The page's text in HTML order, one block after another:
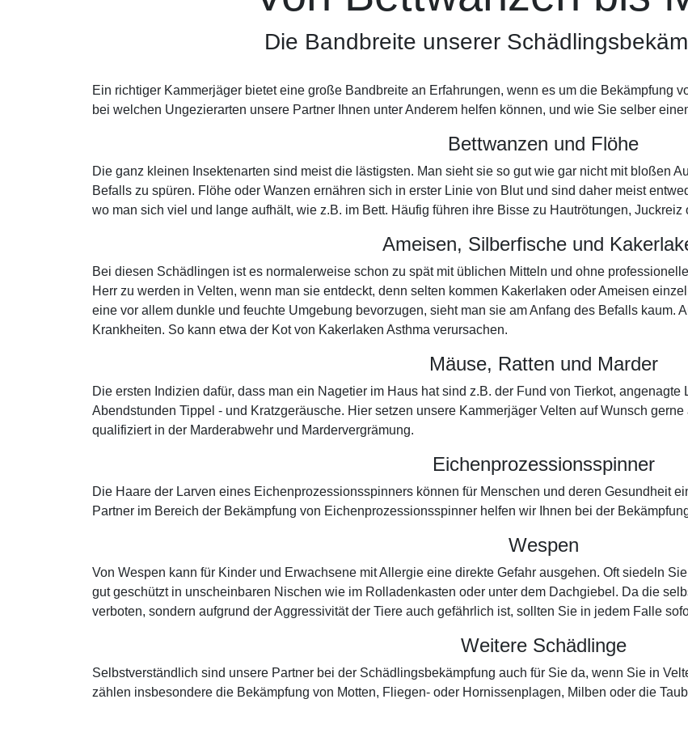
Die Bandbreite unserer
Ein richtiger Kammerjäger bietet eine große Bandbreite an Erfahrungen, wenn es um die Bekämpfung
bei welchen Ungezierarten unsere Partner Ihnen unter Anderem helfen können, und wie Sie selber
Bettwanzen und Flöhe
Die ganz kleinen Insektenarten sind meist die lästigsten. Man sieht sie so gut wie gar nicht mit bloßen
Befalls zu spüren. Flöhe oder Wanzen ernähren sich in erster Linie von Blut und sind daher meist
wo man sich viel und lange aufhält, wie z.B. im Bett. Häufig führen ihre Bisse zu Hautrötungen,
Ameisen, Silberfische und
Bei diesen Schädlingen ist es normalerweise schon zu spät mit üblichen Mitteln und ohne
Herr zu werden in Velten, wenn man sie entdeckt, denn selten kommen Kakerlaken oder Ameisen
eine vor allem dunkle und feuchte Umgebung bevorzugen, sieht man sie am Anfang des Befalls kaum.
Krankheiten. So kann etwa der Kot von Kakerlaken Asthma verursachen.
Mäuse, Ratten und Marder
Die ersten Indizien dafür, dass man ein Nagetier im Haus hat sind z.B. der Fund von Tierkot,
Abendstunden Tippel - und Kratzgeräusche. Hier setzen unsere Kammerjäger Velten auf Wunsch
qualifiziert in der Marderabwehr und Mardervergrämung.
Eichenprozessionsspinner
Die Haare der Larven eines Eichenprozessionsspinners können für Menschen und deren Gesundheit
Partner im Bereich der Bekämpfung von Eichenprozessionsspinner helfen wir Ihnen bei der
Wespen
Von Wespen kann für Kinder und Erwachsene mit Allergie eine direkte Gefahr ausgehen. Oft siedeln
gut geschützt in unscheinbaren Nischen wie im Rolladenkasten oder unter dem Dachgiebel. Da die
verboten, sondern aufgrund der Aggressivität der Tiere auch gefährlich ist, sollten Sie in jedem Falle
Weitere Schädlinge
Selbstverständlich sind unsere Partner bei der Schädlingsbekämpfung auch für Sie da, wenn Sie in
zählen insbesondere die Bekämpfung von Motten, Fliegen- oder Hornissenplagen, Milben oder die